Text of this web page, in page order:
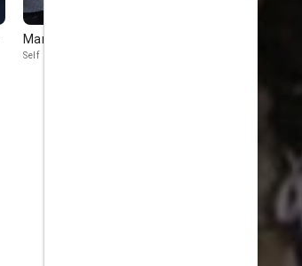
Marco Graf
Self